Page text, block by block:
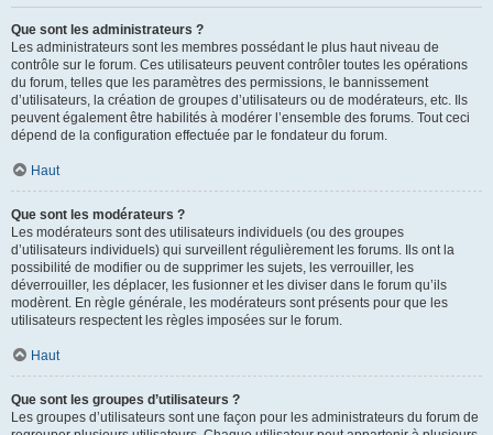
Que sont les administrateurs ?
Les administrateurs sont les membres possédant le plus haut niveau de
contrôle sur le forum. Ces utilisateurs peuvent contrôler toutes les opérations
du forum, telles que les paramètres des permissions, le bannissement
d’utilisateurs, la création de groupes d’utilisateurs ou de modérateurs, etc. Ils
peuvent également être habilités à modérer l’ensemble des forums. Tout ceci
dépend de la configuration effectuée par le fondateur du forum.
Haut
Que sont les modérateurs ?
Les modérateurs sont des utilisateurs individuels (ou des groupes
d’utilisateurs individuels) qui surveillent régulièrement les forums. Ils ont la
possibilité de modifier ou de supprimer les sujets, les verrouiller, les
déverrouiller, les déplacer, les fusionner et les diviser dans le forum qu’ils
modèrent. En règle générale, les modérateurs sont présents pour que les
utilisateurs respectent les règles imposées sur le forum.
Haut
Que sont les groupes d’utilisateurs ?
Les groupes d’utilisateurs sont une façon pour les administrateurs du forum de